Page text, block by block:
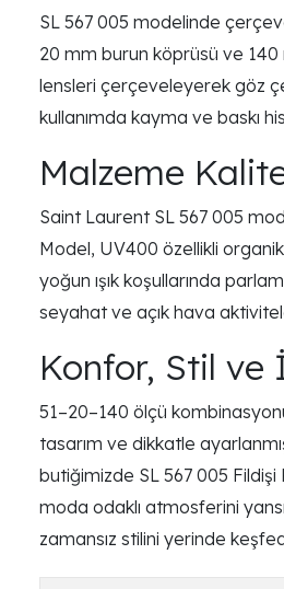
SL 567 005 modelinde
20 mm burun köprüsü ve 140
lensleri çerçeveleyerek göz
kullanımda kayma ve baskı
Malzeme
Saint Laurent SL 567 005
Model, UV400 özellikli
yoğun ışık koşullarında
seyahat ve açık hava
Konfor, Stil
51–20–140 ölçü
tasarım ve dikkatle
butiğimizde SL 567 005 Fildişi
moda odaklı atmosferini
zamansız stilini yerinde